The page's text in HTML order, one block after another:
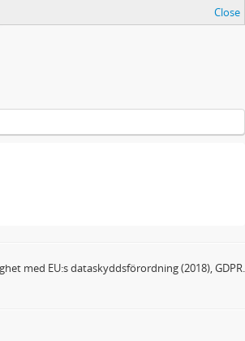
Close
med EU:s dataskyddsförordning (2018), GDPR.